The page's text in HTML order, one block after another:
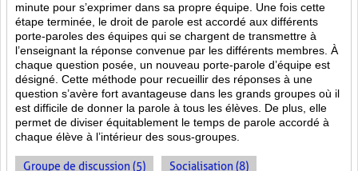
minute pour s’exprimer dans sa propre équipe. Une fois cette
étape terminée, le droit de parole est accordé aux différents
porte-paroles des équipes qui se chargent de transmettre à
l’enseignant la réponse convenue par les différents membres. À
chaque question posée, un nouveau porte-parole d’équipe est
désigné. Cette méthode pour recueillir des réponses à une
question s’avère fort avantageuse dans les grands groupes où il
est difficile de donner la parole à tous les élèves. De plus, elle
permet de diviser équitablement le temps de parole accordé à
chaque élève à l’intérieur des sous-groupes.
Groupe de discussion (5) Socialisation (8)